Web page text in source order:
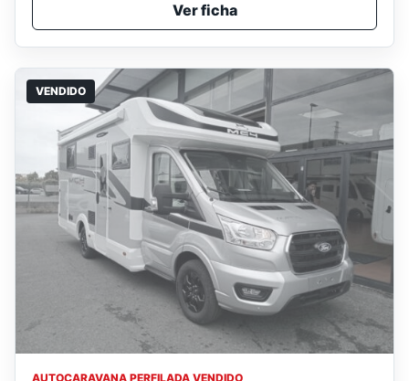
Ver ficha
VENDIDO
AUTOCARAVANA PERFILADA VENDIDO